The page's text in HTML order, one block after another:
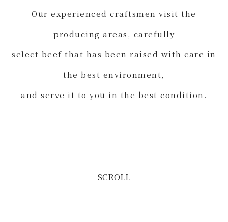
SCROLL